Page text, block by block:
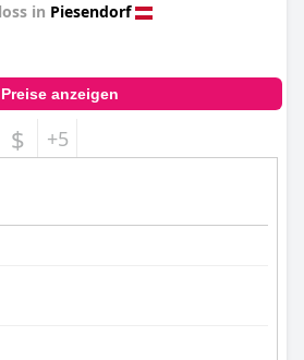
in Piesendorf
Preise anzeigen
$ +5